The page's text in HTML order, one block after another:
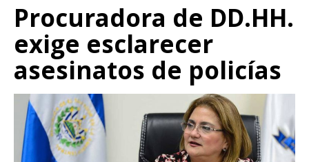
Procuradora de DD.HH.
exige esclarecer
asesinatos de policías